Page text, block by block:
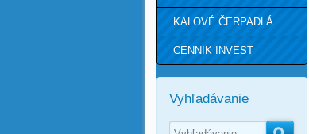
KALOVÉ ČERPADLÁ
CENNIK INVEST
Vyhľadávanie